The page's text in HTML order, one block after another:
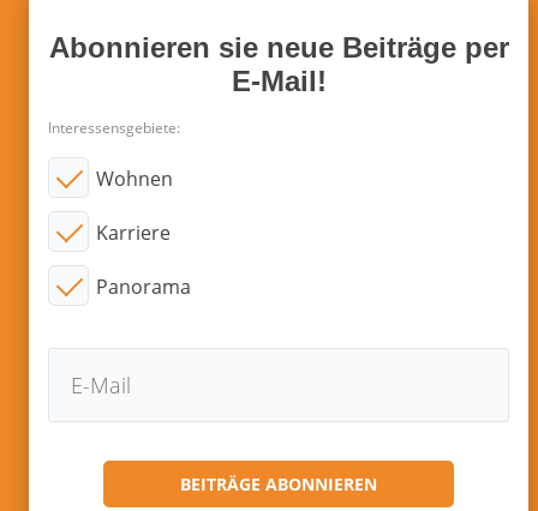
Abonnieren sie neue Beiträge per
E-Mail!
Interessensgebiete:
Wohnen
Karriere
Panorama